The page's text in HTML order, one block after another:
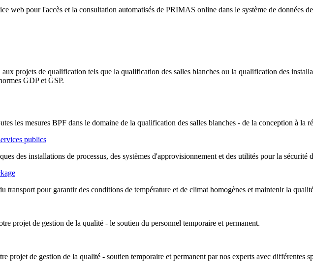
web pour l'accès et la consultation automatisés de PRIMAS online dans le système de données
projets de qualification tels que la qualification des salles blanches ou la qualification des
GDP et GSP.
les mesures BPF dans le domaine de la qualification des salles blanches - de la conception à la
publics
des installations de processus, des systèmes d'approvisionnement et des utilités pour la sécurité
transport pour garantir des conditions de température et de climat homogènes et maintenir la
projet de gestion de la qualité - le soutien du personnel temporaire et permanent.
projet de gestion de la qualité - soutien temporaire et permanent par nos experts avec différentes